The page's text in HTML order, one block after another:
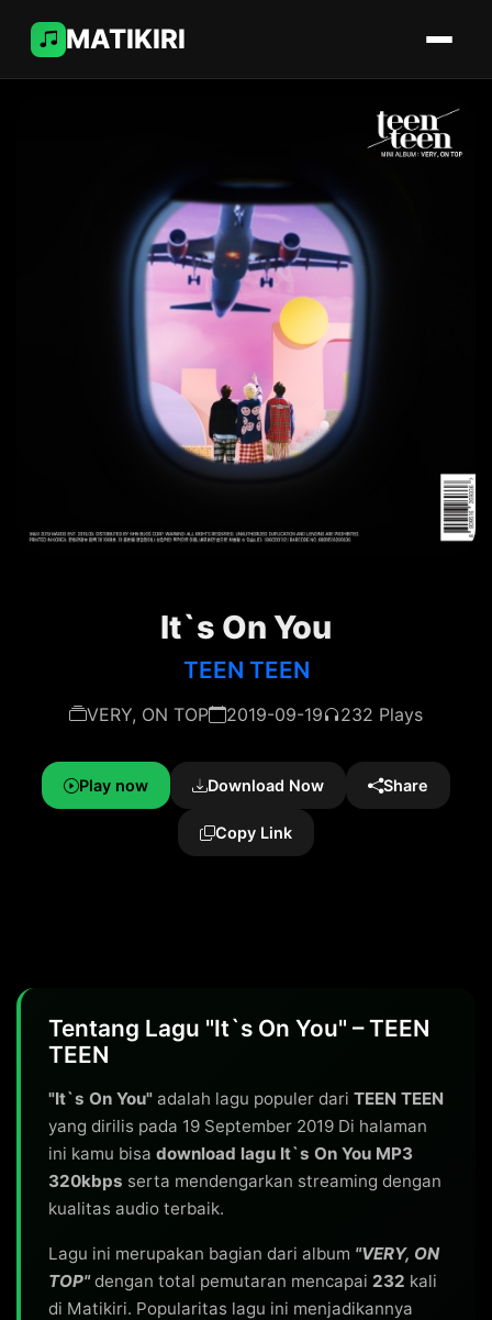
MATIKIRI
It`s On You
TEEN TEEN
VERY, ON TOP 2019-09-19 232 Plays
Play now Download Now Share
Copy Link
Tentang Lagu "It`s On You" – TEEN
TEEN
"It`s On You" adalah lagu populer dari TEEN TEEN
yang dirilis pada 19 September 2019 Di halaman
ini kamu bisa download lagu It`s On You MP3
320kbps serta mendengarkan streaming dengan
kualitas audio terbaik.
Lagu ini merupakan bagian dari album "VERY, ON
TOP"dengan total pemutaran mencapai 232 kali
di Matikiri. Popularitas lagu ini menjadikannya